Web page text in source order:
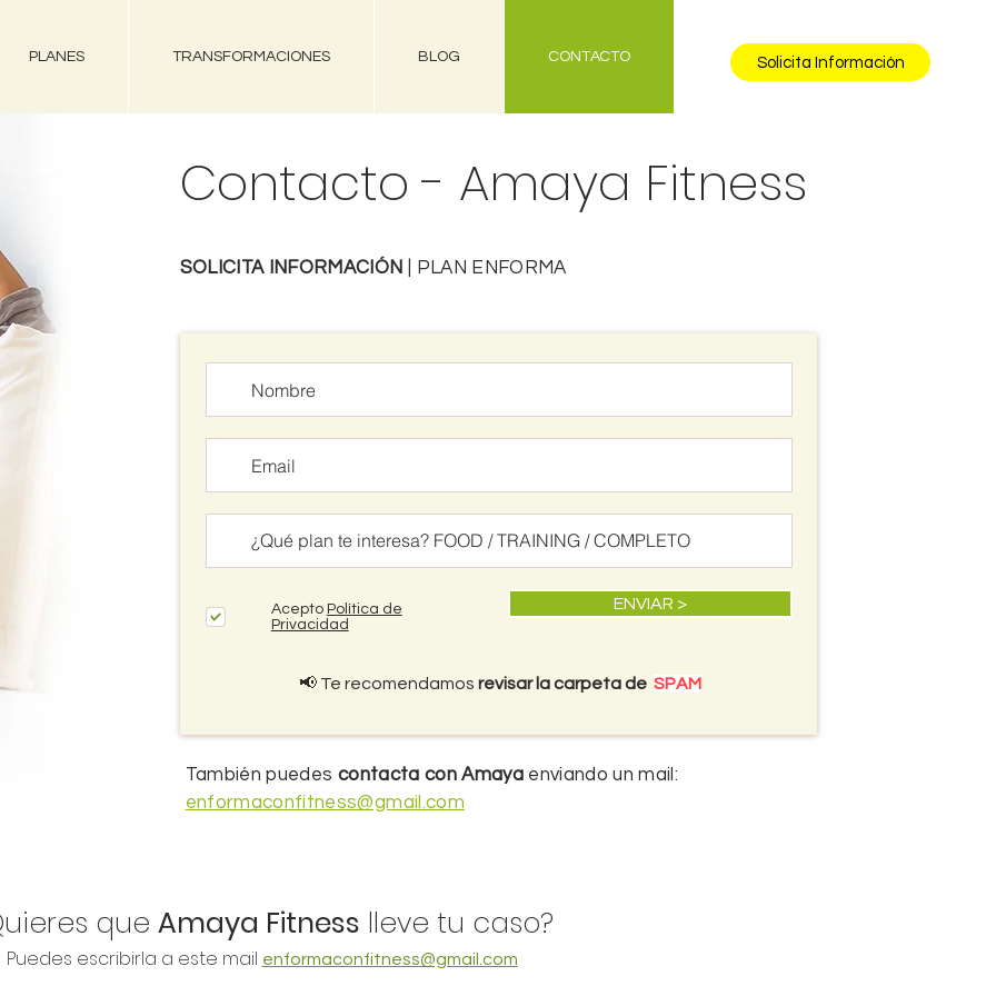
PLANES TRANSFORMACIONES BLOG CONTACTO Solicita Información
Contacto - Amaya Fitness
SOLICITA INFORMACIÓN PLAN ENFORMA
Acepto Política de
Privacidad
ENVIAR >
📢 Te recomendamos revisar la carpeta de SPAM
También puedes contacta con Amaya enviando un mail:
enformaconfitness@gmail.com
que Amaya Fitness lleve tu caso?
Puedes escribirla a este mail enformaconfitness@gmail.com